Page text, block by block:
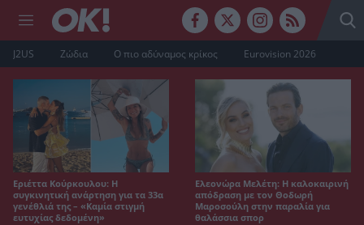
J2US Ζώδια Ο πιο αδύναμος κρίκος Eurovision 2026
Εριέττα Κούρκουλου: Η
συγκινητική ανάρτηση για τα 33α
γενέθλιά της – «Καμία στιγμή
ευτυχίας δεδομένη»
Ελεονώρα Μελέτη: Η καλοκαιρινή
απόδραση με τον Θοδωρή
Μαροσούλη στην παραλία για
θαλάσσια σπορ